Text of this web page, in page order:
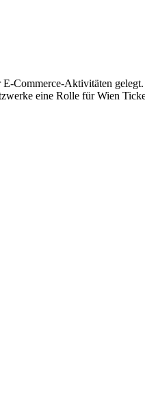
Commerce-Aktivitäten
eine Rolle für Wien